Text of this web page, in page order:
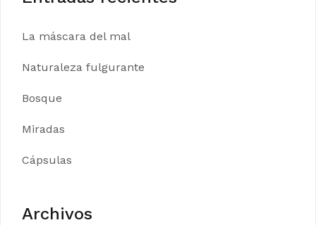
La máscara del mal
Naturaleza fulgurante
Bosque
Miradas
Cápsulas
Archivos